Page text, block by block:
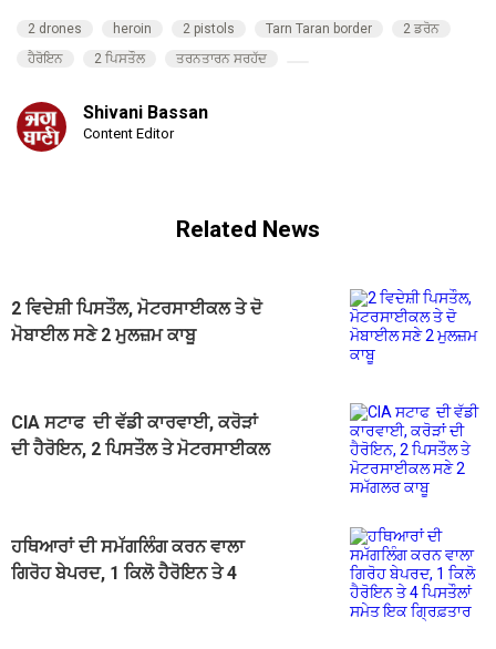
2 drones heroin 2 pistols Tarn Taran border
2 ਡਰੋਨ
ਹੈਰੋਇਨ
2 ਪਿਸਤੌਲ ਤਰਨਤਾਰਨ ਸਰਹੱਦ
Shivani Bassan
Content Editor
Related News
2 ਵਿਦੇਸ਼ੀ ਪਿਸਤੌਲ, ਮੋਟਰਸਾਈਕਲ ਤੇ ਦੋ
ਮੋਬਾਈਲ ਸਣੇ 2 ਮੁਲਜ਼ਮ ਕਾਬੂ
CIA ਸਟਾਫ ਦੀ ਵੱਡੀ ਕਾਰਵਾਈ, ਕਰੋੜਾਂ
ਦੀ ਹੈਰੋਇਨ, 2 ਪਿਸਤੌਲ ਤੇ ਮੋਟਰਸਾਈਕਲ
ਹਥਿਆਰਾਂ ਦੀ ਸਮੱਗਲਿੰਗ ਕਰਨ ਵਾਲਾ
ਗਿਰੋਹ ਬੇਪਰਦ, 1 ਕਿਲੋ ਹੈਰੋਇਨ ਤੇ 4